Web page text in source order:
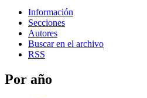
Información
Secciones
Autores
Buscar en el archivo
RSS
Por año